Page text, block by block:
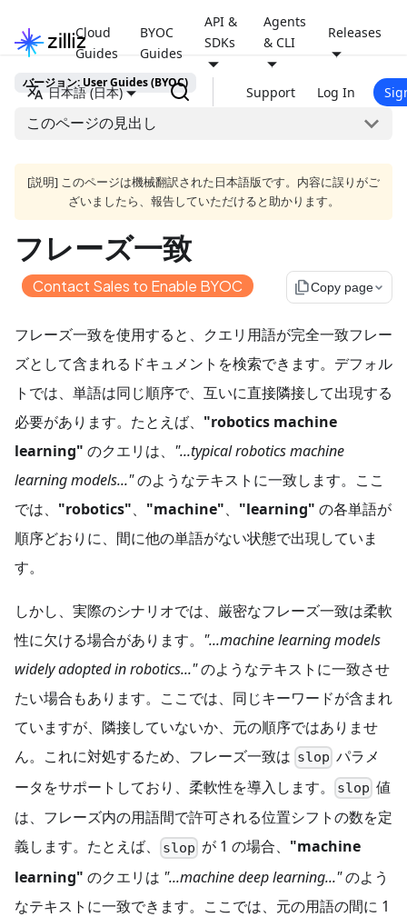
Cloud
Guides
BYOC
Guides
API &
SDKs
Agents
& CLI
Releases
日本語 (日本) Support Log In
バージョン: User Guides (BYOC)
このページの見出し
[説明] このページは機械翻訳された日本語版です。内容に誤りがご
ざいましたら、報告していただけると助かります。
フレーズ一致
Contact Sales to Enable BYOC file_copyCopy page
フレーズ一致を使用すると、クエリ用語が完全一致フレー
ズとして含まれるドキュメントを検索できます。デフォル
トでは、単語は同じ順序で、互いに直接隣接して出現する
必要があります。たとえば、 "robotics machine
learning" のクエリは、 "...typical robotics machine
learning models..."のようなテキストに一致します。ここ
では、 "robotics"、 "machine"、 "learning" の各単語が
順序どおりに、間に他の単語がない状態で出現していま
す。
しかし、実際のシナリオでは、厳密なフレーズ一致は柔軟
性に欠ける場合があります。 "...machine learning models
widely adopted in robotics..."のようなテキストに一致させ
たい場合もあります。ここでは、同じキーワードが含まれ
ていますが、隣接していないか、元の順序ではありませ
ん。これに対処するため、フレーズ一致は slop パラメ
ータをサポートしており、柔軟性を導入します。
slop 値
は、フレーズ内の用語間で許可される位置シフトの数を定
義します。たとえば、
slop が 1 の場合、 "machine
learning" のクエリは "...machine deep learning..."のよう
なテキストに一致できます。ここでは、元の用語の間に 1